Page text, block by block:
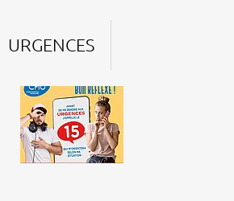
URGENCES